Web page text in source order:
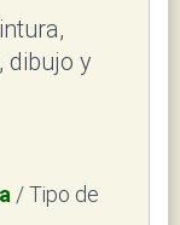
dibujo y
/ Tipo de